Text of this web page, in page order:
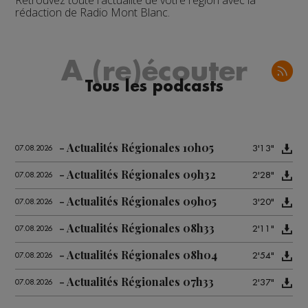
rédaction de Radio Mont Blanc.
A (re)écouter
Tous les podcasts
07.08.2026 Actualités Régionales 10h05 3'13"
07.08.2026 Actualités Régionales 09h32 2'28"
07.08.2026 Actualités Régionales 09h05 3'20"
07.08.2026 Actualités Régionales 08h33 2'11"
07.08.2026 Actualités Régionales 08h04 2'54"
07.08.2026 Actualités Régionales 07h33 2'37"